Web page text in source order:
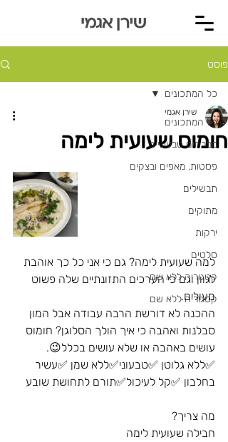
פוסט
כל המתכונים
ממרחים טבעוניים
פסטות, מאפים ובצקים
תבשילים
מתוקים
ירקות
סלטים
קטגוריה ללא שם
קטגוריה ללא שם
כל המתכונים
חומוס שעועית לימה
שירן אגמי
למה שעועית לימה? גם כי אני כל כך אוהבת
לגוון וגם כי הערכים התזונתיים שלה פשוט
מעולים.
ההכנה לא דורשת הרבה עבודה אבל המון
סבלנות ואהבה כי איך הולך הסלוגן? חומוס
עושים באהבה או שלא עושים בכלל😉.
✅ללא גלוטן ✅טבעוני✅ללא שמן ✅עשיר
בחלבון ✅קל לעיכול✅תורם לתחושת שובע
מה צריך?
חבילה שעועית לימה